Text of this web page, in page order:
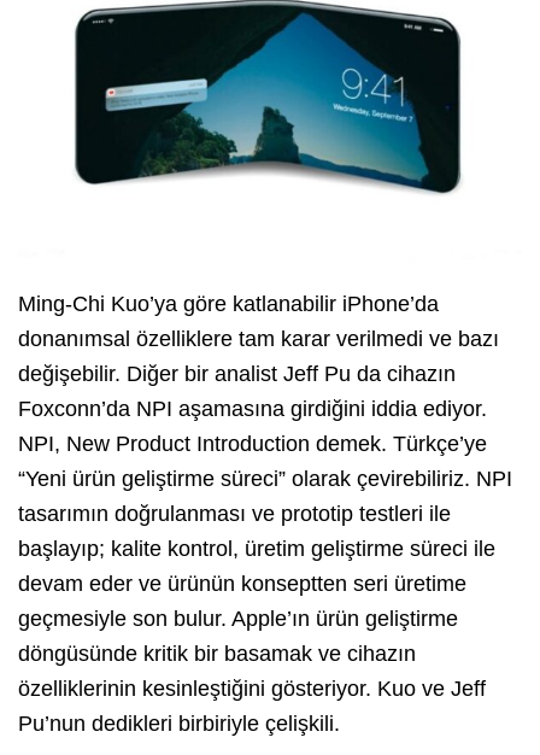
Ming-Chi Kuo’ya göre katlanabilir iPhone’da
donanımsal özelliklere tam karar verilmedi ve bazı
değişebilir. Diğer bir analist Jeff Pu da cihazın
Foxconn’da NPI aşamasına girdiğini iddia ediyor.
NPI, New Product Introduction demek. Türkçe’ye
“Yeni ürün geliştirme süreci” olarak çevirebiliriz. NPI
tasarımın doğrulanması ve prototip testleri ile
başlayıp; kalite kontrol, üretim geliştirme süreci ile
devam eder ve ürünün konseptten seri üretime
geçmesiyle son bulur. Apple’ın ürün geliştirme
döngüsünde kritik bir basamak ve cihazın
özelliklerinin kesinleştiğini gösteriyor. Kuo ve Jeff
Pu’nun dedikleri birbiriyle çelişkili.